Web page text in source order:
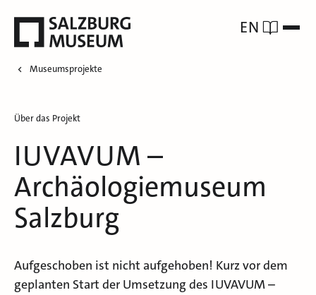
EN
Museumsprojekte
Über das Projekt
IUVAVUM –
Archäologiemuseum
Salzburg
Aufgeschoben ist nicht aufgehoben! Kurz vor dem
geplanten Start der Umsetzung des IUVAVUM –